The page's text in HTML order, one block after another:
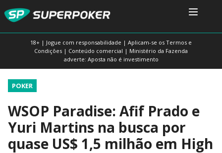
18+ | Jogue com responsabilidade | Aplicam-se os Termos e
Condições | Conteúdo comercial | Ministério da Fazenda
adverte: Aposta não é investimento
POKER
WSOP Paradise: Afif Prado e
Yuri Martins na busca por
quase US$ 1,5 milhão em High